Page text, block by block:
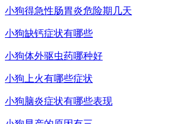
小狗得急性肠胃炎危险期几天
小狗缺钙症状有哪些
小狗体外驱虫药哪种好
小狗上火有哪些症状
小狗脑炎症状有哪些表现